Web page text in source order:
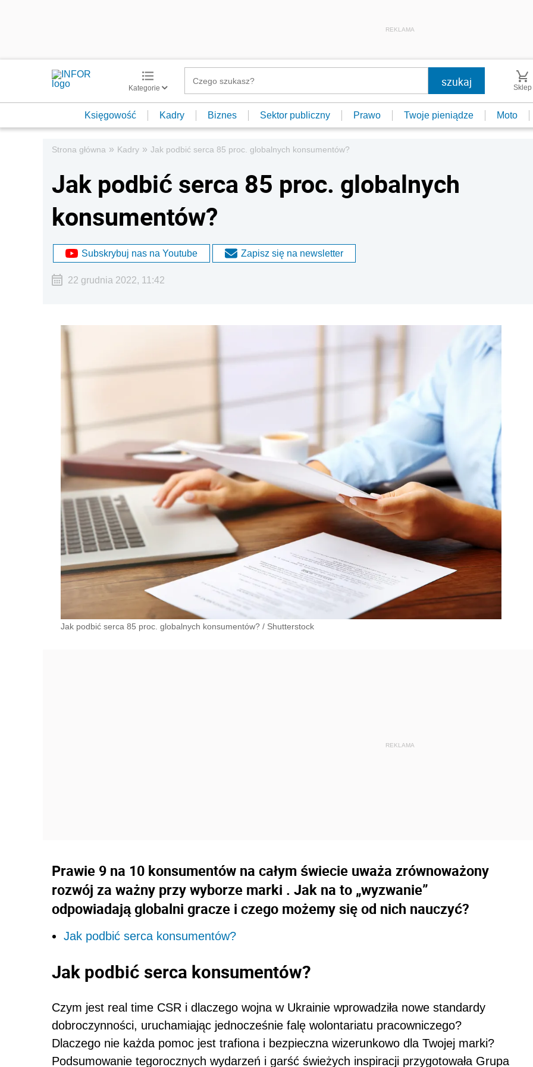
REKLAMA
Kategorie Sklep
Księgowość Kadry Biznes Sektor publiczny Prawo Twoje pieniądze Moto
Strona główna » Kadry » Jak podbić serca 85 proc. globalnych konsumentów?
Jak podbić serca 85 proc. globalnych
konsumentów?
Subskrybuj nas na Youtube Zapisz się na newsletter
22 grudnia 2022, 11:42
Jak podbić serca 85 proc. globalnych konsumentów? / Shutterstock
Prawie 9 na 10 konsumentów na całym świecie uważa zrównoważony
rozwój za ważny przy wyborze marki . Jak na to „wyzwanie”
odpowiadają globalni gracze i czego możemy się od nich nauczyć?
Jak podbić serca konsumentów?
Jak podbić serca konsumentów?
Czym jest real time CSR i dlaczego wojna w Ukrainie wprowadziła nowe standardy
dobroczynności, uruchamiając jednocześnie falę wolontariatu pracowniczego?
Dlaczego nie każda pomoc jest trafiona i bezpieczna wizerunkowo dla Twojej marki?
Podsumowanie tegorocznych wydarzeń i garść świeżych inspiracji przygotowała Grupa